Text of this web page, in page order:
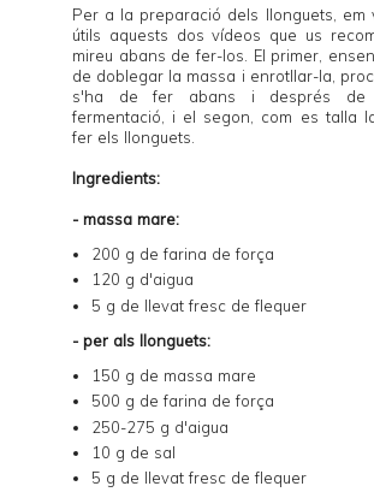
Per a la preparació dels llonguets, em
útils aquests dos vídeos que us
mireu abans de fer-los. El primer ,
de doblegar la massa i enrotllar-la,
s'ha de fer abans i després de
fermentació, i el segon , com es talla
fer els llonguets.
Ingredients:
- massa mare:
200 g de farina de força
120 g d'aigua
5 g de llevat fresc de flequer
- per als llonguets:
150 g de massa mare
500 g de farina de força
250-275 g d'aigua
10 g de sal
5 g de llevat fresc de flequer